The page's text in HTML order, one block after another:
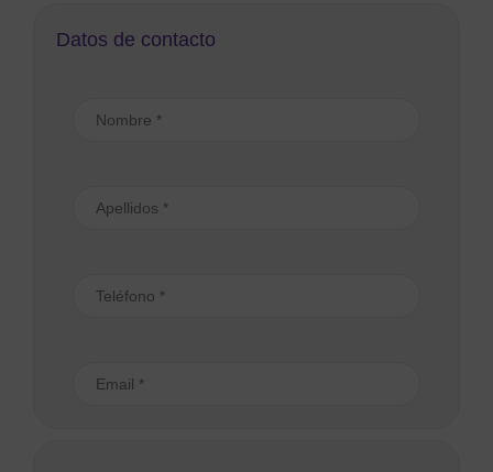
Datos de contacto